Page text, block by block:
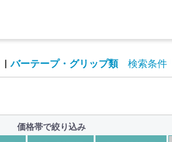
| バーテープ・グリップ類検索条件
価格帯で絞り込み